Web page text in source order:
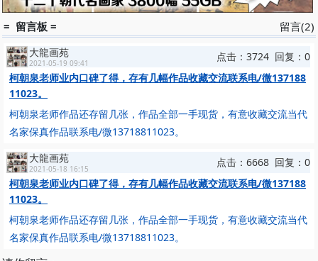
句粤语歌曲，闲暇之时就成了街道孩子们捏泥人的辅导员……怪不得
同行们都称赞他是中国美协最活跃的会员。
十年浩劫中，柯文扬失去了作画的机会，生活没有着落。1974
年，他怀着复杂、矛盾的心情，同患难与共的老伴前往香港谋生。他
到香港后，潜心研究人文民俗，创作国际漫画、诗歌、小说、童话、
寓言、散文等，图文并茂的作品深受读者喜爱。在港期间，柯文扬从
未间断过和内地同行、朋友的联系。他不仅关心漫画，更惦记着祖国
改革和发展。他曾两次专程来京看望漫画界老朋友，久别重逢和共同
期待让人们永远息息相通。
留言(2)
= 留言板 =
大龍画苑
2021-05-19 09:41
点击：3724 回复：0
柯朝泉老师业内口碑了得，存有几幅作品收藏交流联系电/微137188
11023。
柯朝泉老师作品还存留几张，作品全部一手现货，有意收藏交流当代
名家保真作品联系电/微13718811023。
大龍画苑
2021-05-18 16:15
点击：6668 回复：0
柯朝泉老师业内口碑了得，存有几幅作品收藏交流联系电/微137188
11023。
柯朝泉老师作品还存留几张，作品全部一手现货，有意收藏交流当代
名家保真作品联系电/微13718811023。